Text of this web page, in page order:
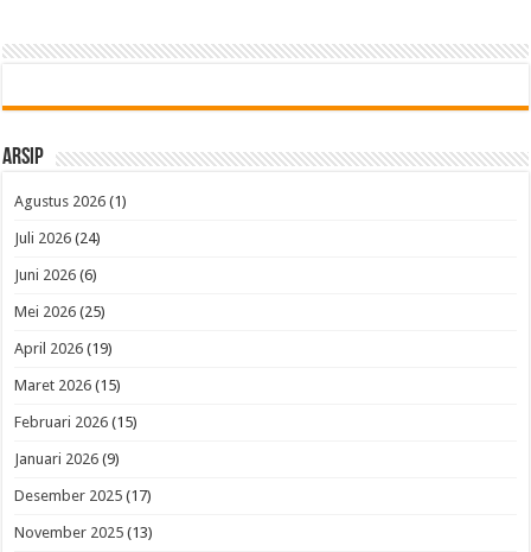
Arsip
Agustus 2026 (1)
Juli 2026 (24)
Juni 2026 (6)
Mei 2026 (25)
April 2026 (19)
Maret 2026 (15)
Februari 2026 (15)
Januari 2026 (9)
Desember 2025 (17)
November 2025 (13)